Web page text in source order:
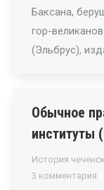
Баксана,
гор-
(Эльбрус),
Обычное
институты
История
3 комментария